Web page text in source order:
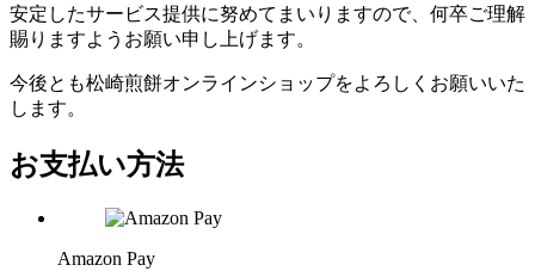
安定したサービス提供に努めてまいりますので、何卒ご理解
賜りますようお願い申し上げます。
今後とも松崎煎餅オンラインショップをよろしくお願いいた
します。
お支払い方法
Amazon Pay